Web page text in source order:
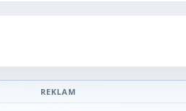
REKLAM